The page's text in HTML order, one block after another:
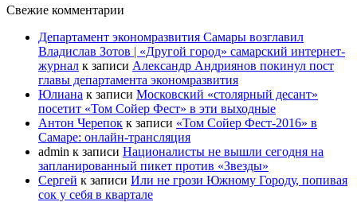
Свежие комментарии
Департамент экономразвития Самары возглавил
Владислав Зотов | «Другой город» самарский интернет-
журнал к записи Александр Андриянов покинул пост
главы департамента экономразвития
Юлиана к записи Московский «столярный десант»
посетит «Том Сойер Фест» в эти выходные
Антон Черепок к записи «Том Сойер Фест-2016» в
Самаре: онлайн-трансляция
admin к записи Националисты не вышли сегодня на
запланированный пикет против «Звезды»
Сергей к записи Или не грози Южному Городу, попивая
сок у себя в квартале